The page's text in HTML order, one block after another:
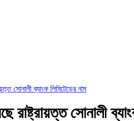
সোনালী ব্যাংক লিমিটেডের নাম
রাষ্ট্রায়ত্ত সোনালী